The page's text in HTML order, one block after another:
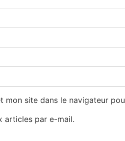
mon site dans le navigateur
articles par e-mail.